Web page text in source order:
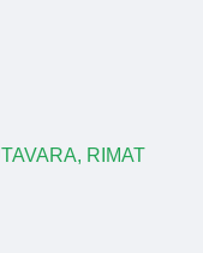
RIMAT